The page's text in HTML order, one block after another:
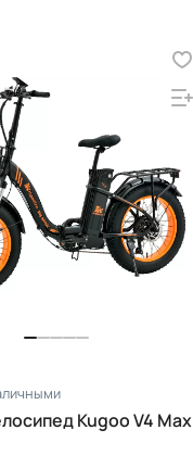
Kugoo V4 Max